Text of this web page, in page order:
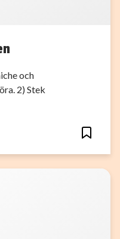
och
2) Stek